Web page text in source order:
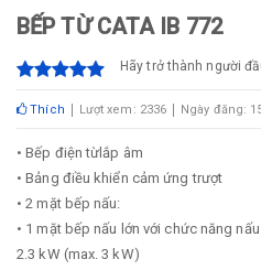
BẾP TỪ CATA IB 772
Hãy trở thành người
Thích Lượt xem: 2336 Ngày đăng:
• Bếp điện từlắp âm
• Bảng điều khiển cảm ứng trượt
• 2 mặt bếp nấu:
• 1 mặt bếp nấu lớn với chức năng
2.3 kW (max. 3 kW)